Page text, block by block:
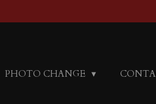
PHOTO CHANGE